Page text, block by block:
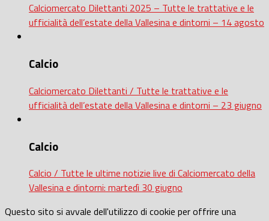
Calciomercato Dilettanti 2025 – Tutte le trattative e le
ufficialità dell’estate della Vallesina e dintorni – 14 agosto
Calcio
Calciomercato Dilettanti / Tutte le trattative e le
ufficialità dell’estate della Vallesina e dintorni – 23 giugno
Calcio
Calcio / Tutte le ultime notizie live di Calciomercato della
Vallesina e dintorni: martedì 30 giugno
Questo sito si avvale dell'utilizzo di cookie per offrire una